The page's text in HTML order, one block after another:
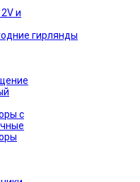
и
гирлянды
с